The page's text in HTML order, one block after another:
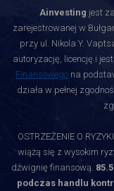
Ainvesting jest
zarejestrowanej w
przy ul. Nikola Y.
autoryzację, licencję i
Finansowego na
działa w pełnej
OSTRZEŻENIE O
wiążą się z wysokim
dźwignię finansową.
podczas handlu